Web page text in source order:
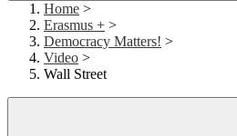
Home >
Erasmus + >
Democracy Matters! >
Video >
Wall Street